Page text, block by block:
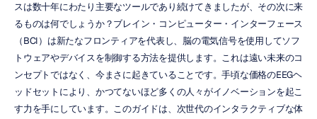
スは数十年にわたり主要なツールであり続けてきましたが、その次に来
るものは何でしょうか？ブレイン・コンピューター・インターフェース
（BCI）は新たなフロンティアを代表し、脳の電気信号を使用してソフ
トウェアやデバイスを制御する方法を提供します。これは遠い未来のコ
ンセプトではなく、今まさに起きていることです。手頃な価格のEEGヘ
ッドセットにより、かつてないほど多くの人々がイノベーションを起こ
す力を手にしています。このガイドは、次世代のインタラクティブな体